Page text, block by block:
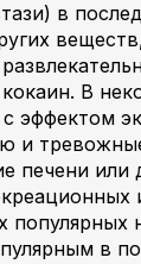
в
веществ,
В
эффектом
и
печени
в